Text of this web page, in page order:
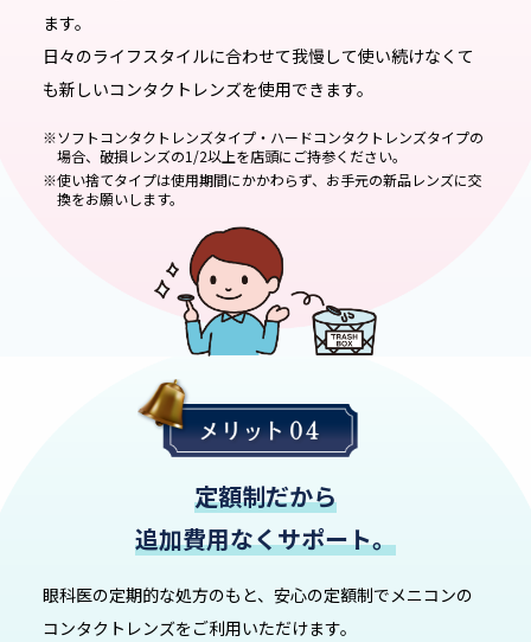
ます。
日々のライフスタイルに合わせて我慢して使い続けなくて
も新しいコンタクトレンズを使用できます。
※ソフトコンタクトレンズタイプ・ハードコンタクトレンズタイプの
場合、 破損レンズの1/2以上を店頭にご持参ください。
※使い捨てタイプは使用期間にかかわらず、お手元の新品レンズに交
換をお願いします。
定額制だから
追加費用なくサポート。
眼科医の定期的な処方のもと、安心の定額制でメニコンの
コンタクトレンズをご利用いただけます。